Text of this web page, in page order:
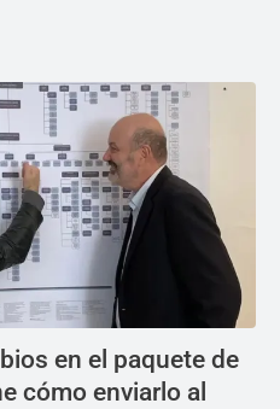
en el paquete de
cómo enviarlo al